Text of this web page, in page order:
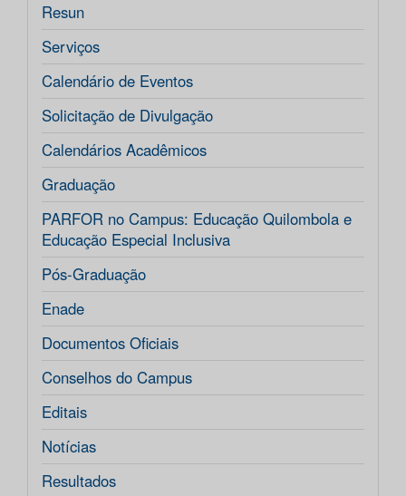
Resun
Serviços
Calendário de Eventos
Solicitação de Divulgação
Calendários Acadêmicos
Graduação
PARFOR no Campus: Educação Quilombola e
Educação Especial Inclusiva
Pós-Graduação
Enade
Documentos Oficiais
Conselhos do Campus
Editais
Notícias
Resultados